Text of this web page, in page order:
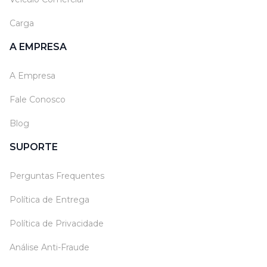
Carga
A EMPRESA
A Empresa
Fale Conosco
Blog
SUPORTE
Perguntas Frequentes
Política de Entrega
Política de Privacidade
Análise Anti-Fraude